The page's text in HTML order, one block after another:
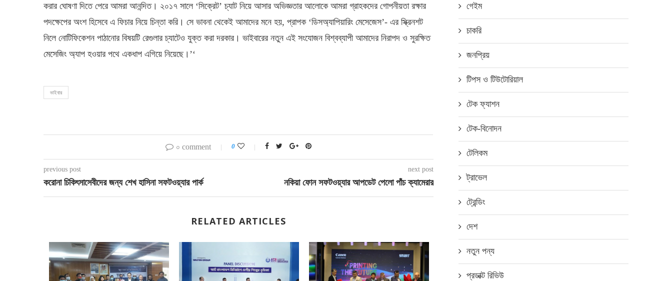
করার ঘোষণা দিতে পেরে আমরা আনন্দিত। ২০১৭ সালে ‘সিক্রেট’ চ্যাট নিয়ে আসার অভিজ্ঞতার আলোকে আমরা গ্রাহকদের গোপনীয়তা রক্ষার
পদক্ষেপের অংশ হিসেবে এ ফিচার নিয়ে চিন্তা করি। সে ভাবনা থেকেই আমাদের মনে হয়, প্রাপক ‘ডিসঅ্যাপিয়ারিং মেসেজেস’- এর স্ক্রিনশট
নিলে নোটিফিকেশন পাঠানোর বিষয়টি রেগুলার চ্যাটেও যুক্ত করা দরকার। ভাইবারের নতুন এই সংযোজন বিশ্বব্যাপী আমাদের নিরাপদ ও সুরক্ষিত
মেসেজিং অ্যাপ হওয়ার পথে একধাপ এগিয়ে নিয়েছে।’‘
ভাইবার
০ comment 0
previous post
করোনা চিকিৎসাসেবীদের জন্য শেখ হাসিনা সফটওয়্যার পার্ক
next post
নকিয়া ফোন সফটওয়্যার আপডেট পেলো পাঁচ ক্যামেরার
RELATED ARTICLES
গেইম
চাকরি
জনপ্রিয়
টিপস ও টিউটোরিয়াল
টেক ফ্যাশন
টেক-বিনোদন
টেলিকম
ট্রাভেল
ট্রেন্ডিং
দেশ
নতুন পন্য
প্রডাক্ট রিভিউ